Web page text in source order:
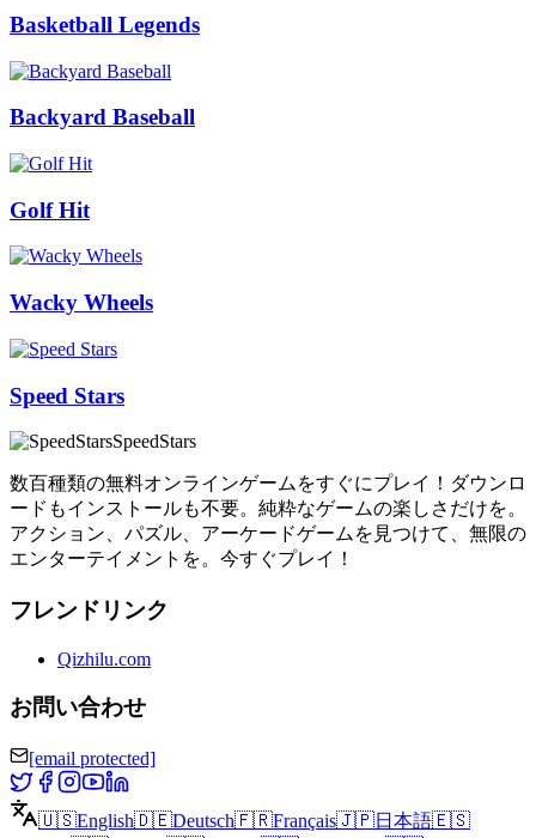
Basketball Legends
Backyard Baseball
Golf Hit
Wacky Wheels
Speed Stars
SpeedStars
数百種類の無料オンラインゲームをすぐにプレイ！ダウンロ
ードもインストールも不要。純粋なゲームの楽しさだけを。
アクション、パズル、アーケードゲームを見つけて、無限の
エンターテイメントを。今すぐプレイ！
フレンドリンク
Qizhilu.com
お問い合わせ
[email protected]
🇺🇸English🇩🇪Deutsch🇫🇷Français🇯🇵日本語🇪🇸